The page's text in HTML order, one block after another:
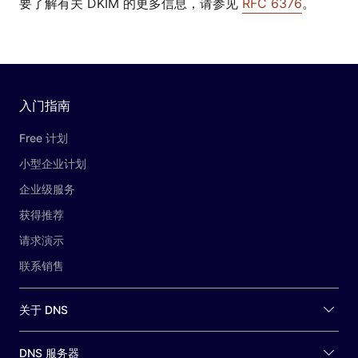
入门指南
Free 计划
小型企业计划
企业级服务
获得推荐
请求演示
联系销售
关于 DNS
DNS 服务器